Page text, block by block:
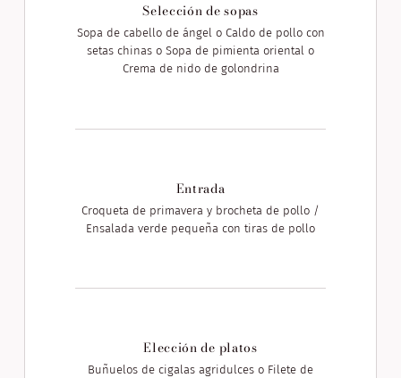
Selección de sopas
Sopa de cabello de ángel o Caldo de pollo con
setas chinas o Sopa de pimienta oriental o
Crema de nido de golondrina
Entrada
Croqueta de primavera y brocheta de pollo /
Ensalada verde pequeña con tiras de pollo
Elección de platos
Buñuelos de cigalas agridulces o Filete de